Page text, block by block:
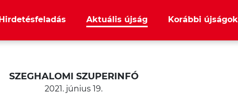
Hirdetésfeladás Aktuális újság Korábbi újságok
SZEGHALOMI SZUPERINFÓ
2021. június 19.